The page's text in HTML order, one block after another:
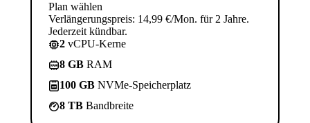
Plan wählen
Verlängerungspreis: 14,99 €/Mon. für 2 Jahre.
Jederzeit kündbar.
2 vCPU-Kerne
8 GB RAM
100 GB NVMe-Speicherplatz
8 TB Bandbreite